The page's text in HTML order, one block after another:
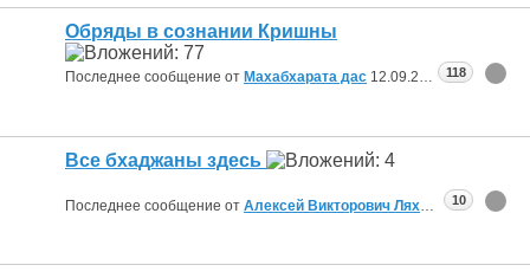
Обряды в сознании Кришны
Последнее сообщение от Махабхарата дас 12.09.2025 19:36
118
Все бхаджаны здесь
Последнее сообщение от Алексей Викторович Ляхов 16.08.2025
10